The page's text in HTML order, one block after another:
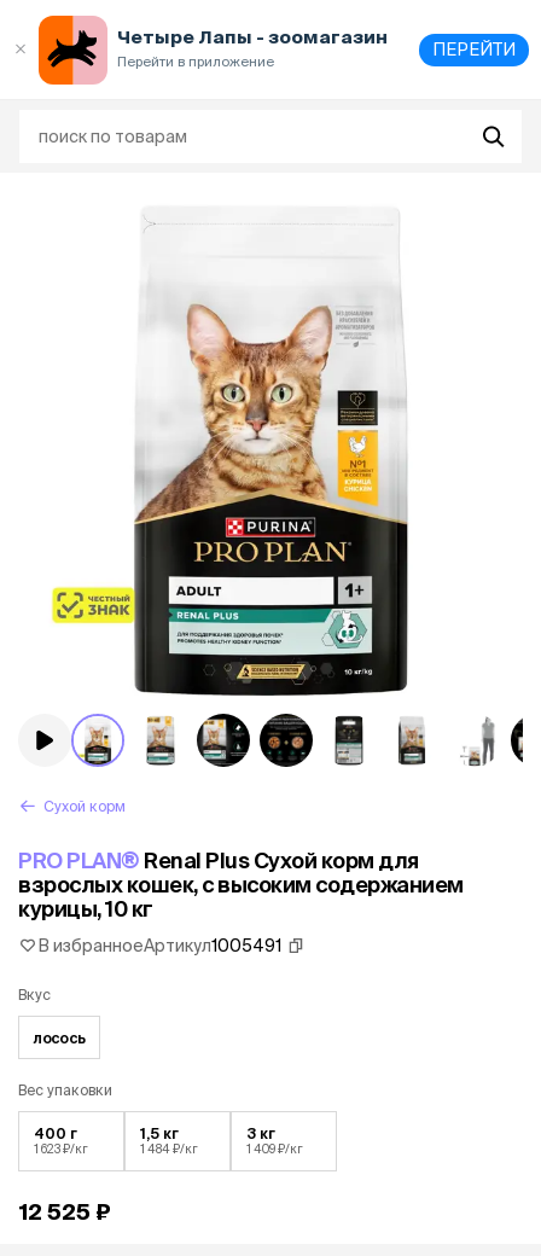
Четыре Лапы - зоомагазин
Перейти в приложение
ПЕРЕЙТИ
Сухой корм
PRO PLAN® Renal Plus Сухой корм для
взрослых кошек, с высоким содержанием
курицы, 10 кг
В избранноеАртикул1005491
Вкус
лосось
Вес упаковки
400 г
1 623 ₽/кг
1,5 кг
1 484 ₽/кг
3 кг
1 409 ₽/кг
12 525 ₽